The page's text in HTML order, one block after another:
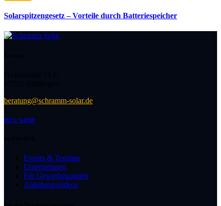
Solarspitzengesetz – Vorteile durch Batteriespeicher
beratung@schramm-solar.de
0971 / 64569
Events & Termine
Unternehmen
Für Gewerbekunden
Anleitungsvideos